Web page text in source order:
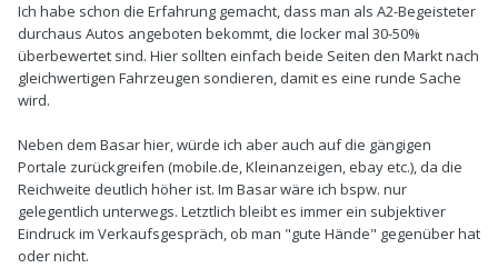
Ich habe schon die Erfahrung gemacht, dass man als A2-Begeisteter
durchaus Autos angeboten bekommt, die locker mal 30-50%
überbewertet sind. Hier sollten einfach beide Seiten den Markt nach
gleichwertigen Fahrzeugen sondieren, damit es eine runde Sache
wird.
Neben dem Basar hier, würde ich aber auch auf die gängigen
Portale zurückgreifen (mobile.de, Kleinanzeigen, ebay etc.), da die
Reichweite deutlich höher ist. Im Basar wäre ich bspw. nur
gelegentlich unterwegs. Letztlich bleibt es immer ein subjektiver
Eindruck im Verkaufsgespräch, ob man "gute Hände" gegenüber hat
oder nicht.